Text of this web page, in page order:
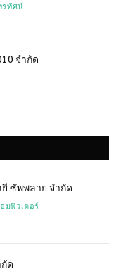
รทัศน์
จำกัด
ซัพพลาย จำกัด
มพิวเตอร์
ด